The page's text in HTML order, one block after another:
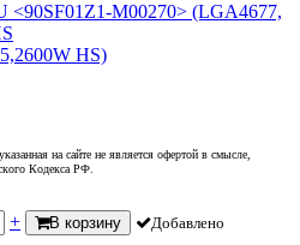
<90SF01Z1-M00270> (LGA4677,
HS)
на сайте не является офертой в смысле,
Кодекса РФ.
+ В корзину Добавлено